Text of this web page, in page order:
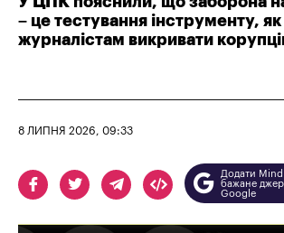
– це тестування інструменту,
журналістам викривати
8 ЛИПНЯ 2026, 09:33
Додати Mind
бажане
Google